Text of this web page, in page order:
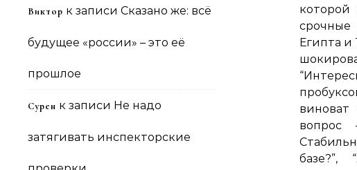
Виктор к записи Сказано же: всё
будущее «россии» – это её
прошлое
Сурен к записи Не надо
затягивать инспекторские
которой
Египта и
вопрос